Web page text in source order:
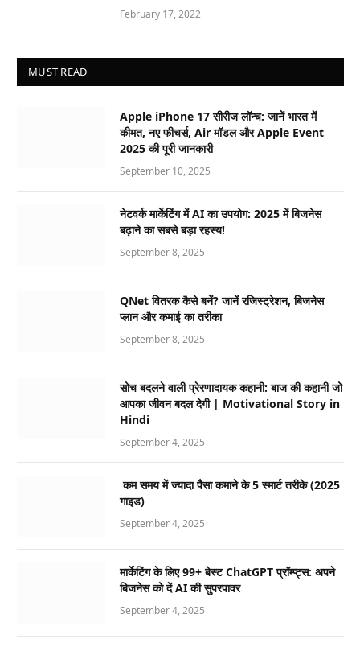
February 17, 2022
MUST READ
Apple iPhone 17 सीरीज लॉन्च: जानें भारत में
कीमत, नए फीचर्स, Air मॉडल और Apple Event
2025 की पूरी जानकारी
September 10, 2025
नेटवर्क मार्केटिंग में AI का उपयोग: 2025 में बिजनेस
बढ़ाने का सबसे बड़ा रहस्य!
September 8, 2025
QNet वितरक कैसे बनें? जानें रजिस्ट्रेशन, बिजनेस
प्लान और कमाई का तरीका
September 8, 2025
सोच बदलने वाली प्रेरणादायक कहानी: बाज की कहानी जो
आपका जीवन बदल देगी | Motivational Story in
Hindi
September 4, 2025
कम समय में ज्यादा पैसा कमाने के 5 स्मार्ट तरीके (2025
गाइड)
September 4, 2025
मार्केटिंग के लिए 99+ बेस्ट ChatGPT प्रॉम्प्ट्स: अपने
बिजनेस को दें AI की सुपरपावर
September 4, 2025